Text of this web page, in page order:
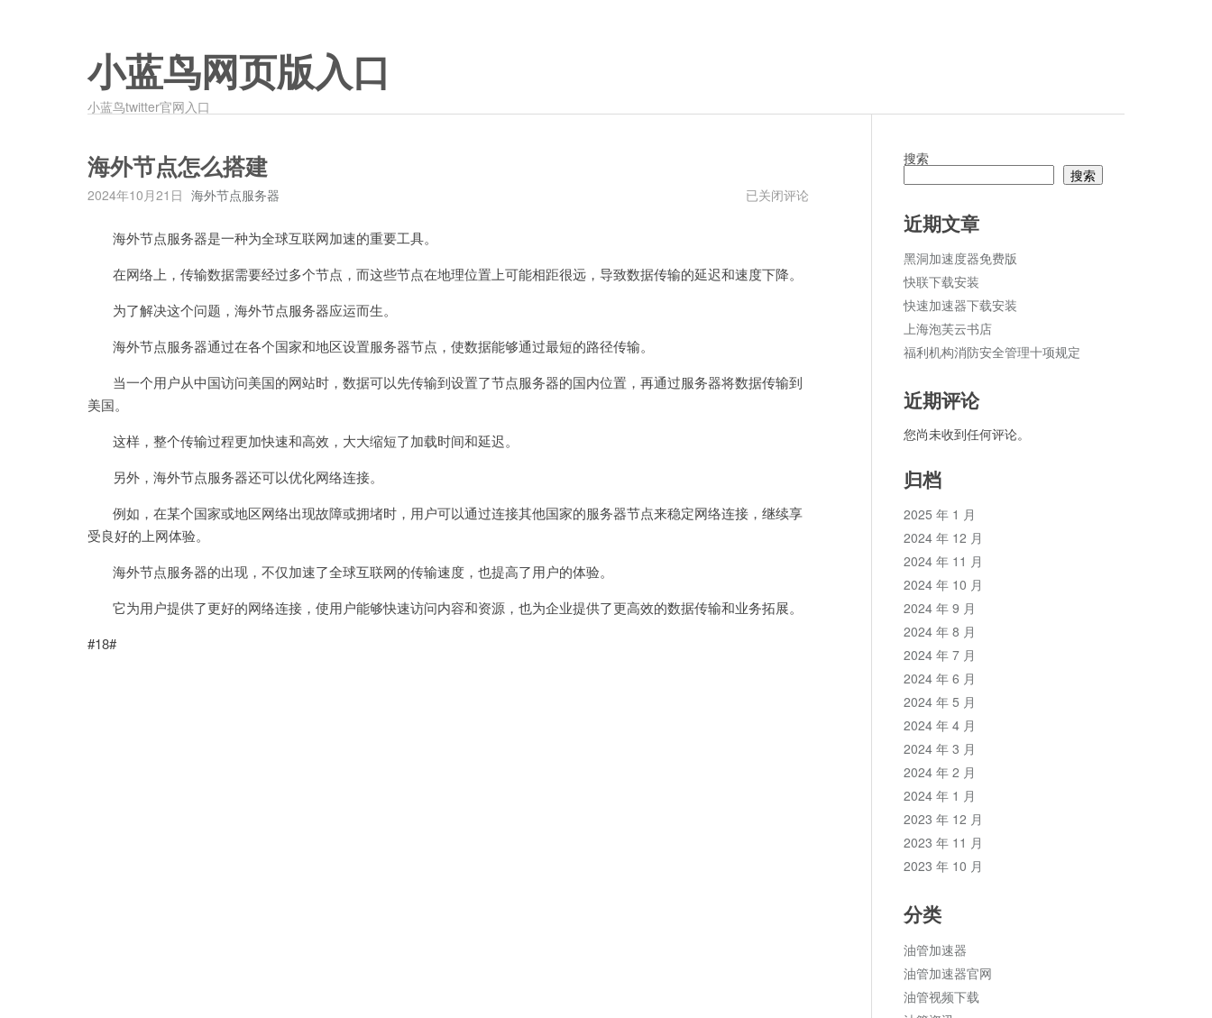
小蓝鸟网页版入口
小蓝鸟twitter官网入口
海外节点怎么搭建
2024年10月21日 海外节点服务器
海
么
搭
已关闭评论
海外节点服务器是一种为全球互联网加速的重要工具。
在网络上，传输数据需要经过多个节点，而这些节点在地理位置上可能相距很远，导致数据传输的延迟和速度下降。
为了解决这个问题，海外节点服务器应运而生。
海外节点服务器通过在各个国家和地区设置服务器节点，使数据能够通过最短的路径传输。
当一个用户从中国访问美国的网站时，数据可以先传输到设置了节点服务器的国内位置，再通过服务器将数据传输到
美国。
这样，整个传输过程更加快速和高效，大大缩短了加载时间和延迟。
另外，海外节点服务器还可以优化网络连接。
例如，在某个国家或地区网络出现故障或拥堵时，用户可以通过连接其他国家的服务器节点来稳定网络连接，继续享
受良好的上网体验。
海外节点服务器的出现，不仅加速了全球互联网的传输速度，也提高了用户的体验。
它为用户提供了更好的网络连接，使用户能够快速访问内容和资源，也为企业提供了更高效的数据传输和业务拓展。
#18#
搜索
搜索
近期文章
黑洞加速度器免费版
快联下载安装
快速加速器下载安装
上海泡芙云书店
福利机构消防安全管理十项规定
近期评论
您尚未收到任何评论。
归档
2025 年 1 月
2024 年 12 月
2024 年 11 月
2024 年 10 月
2024 年 9 月
2024 年 8 月
2024 年 7 月
2024 年 6 月
2024 年 5 月
2024 年 4 月
2024 年 3 月
2024 年 2 月
2024 年 1 月
2023 年 12 月
2023 年 11 月
2023 年 10 月
分类
油管加速器
油管加速器官网
油管视频下载